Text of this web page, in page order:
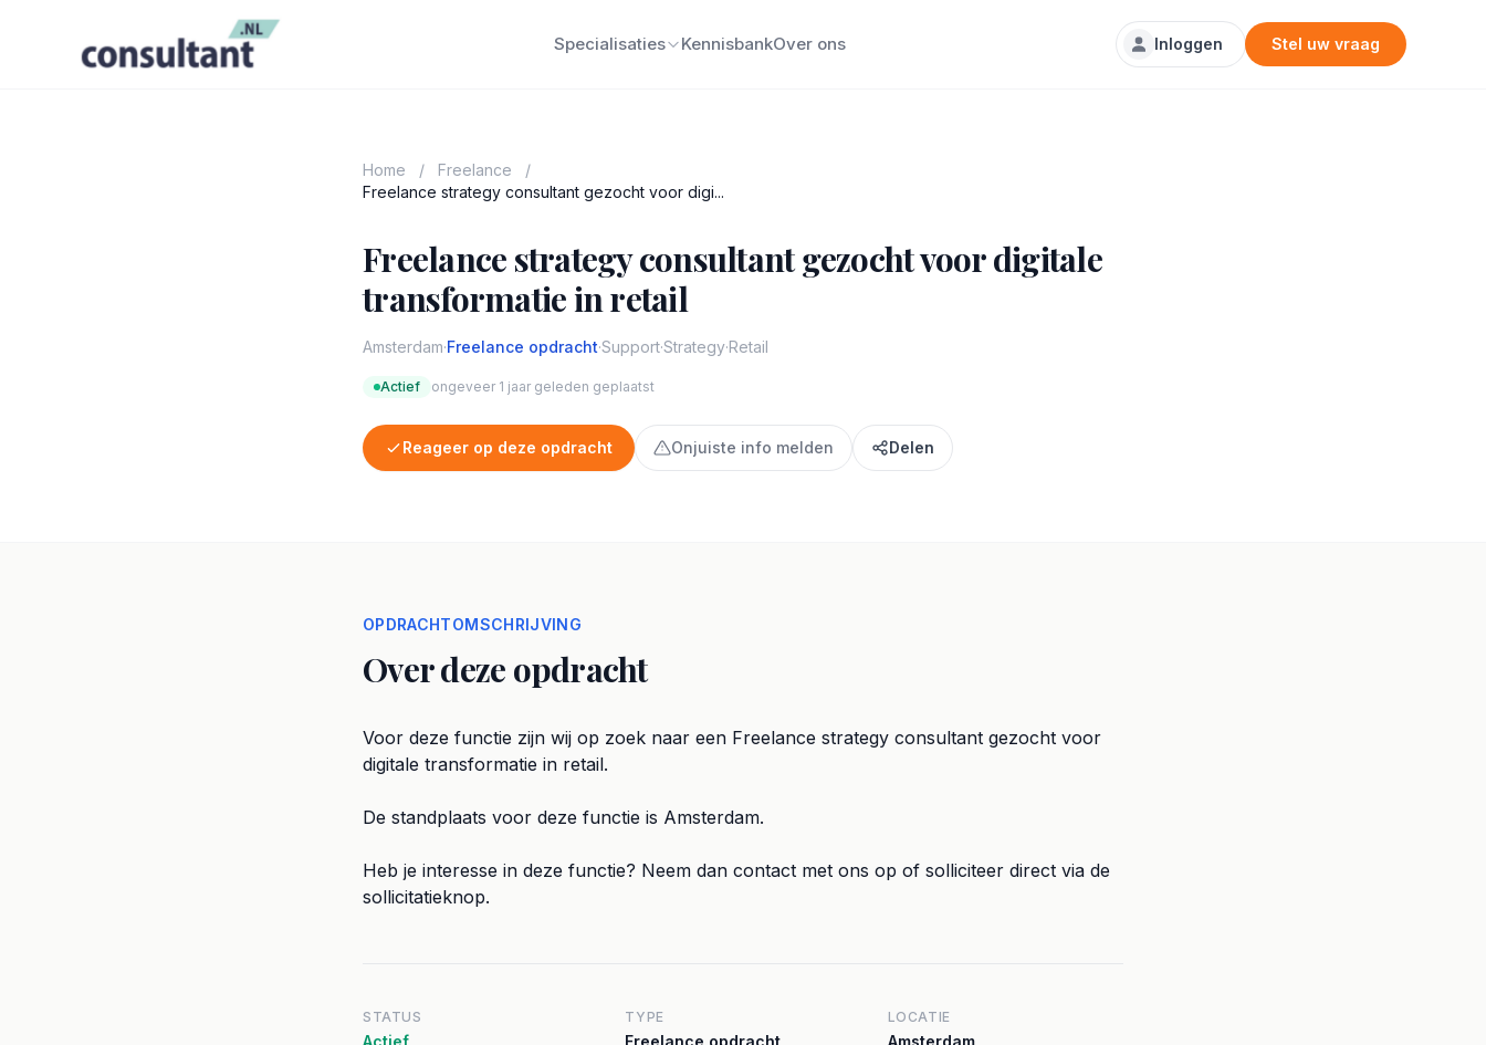
Specialisaties KennisbankOver ons Inloggen Stel uw vraag
Home / Freelance
/
Freelance strategy consultant gezocht voor digi...
Freelance strategy consultant gezocht voor digitale
transformatie in retail
Amsterdam·Freelance opdracht·Support·Strategy·Retail
Actief ongeveer 1 jaar geleden geplaatst
Reageer op deze opdracht Onjuiste info melden Delen
OPDRACHTOMSCHRIJVING
Over deze opdracht
Voor deze functie zijn wij op zoek naar een Freelance strategy consultant gezocht voor
digitale transformatie in retail.
De standplaats voor deze functie is Amsterdam.
Heb je interesse in deze functie? Neem dan contact met ons op of solliciteer direct via de
sollicitatieknop.
STATUS
Actief
TYPE
Freelance opdracht
LOCATIE
Amsterdam